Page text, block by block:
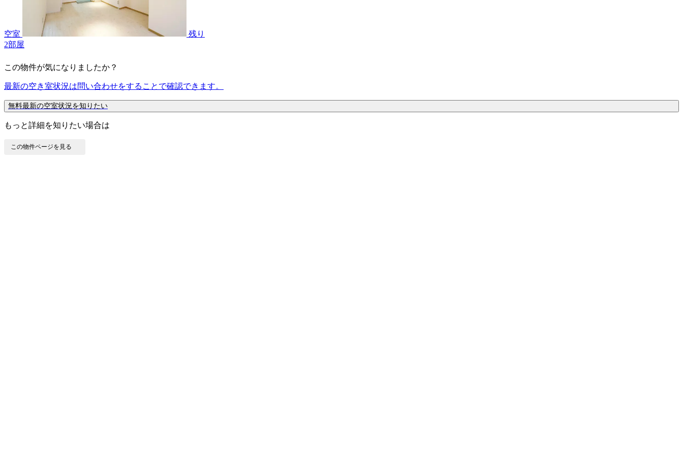
空室
残り
2部屋
この物件が気になりましたか？
最新の空き室状況は問い合わせをすることで確認できます。
無料最新の空室状況を知りたい
もっと詳細を知りたい場合は
この物件ページを見る